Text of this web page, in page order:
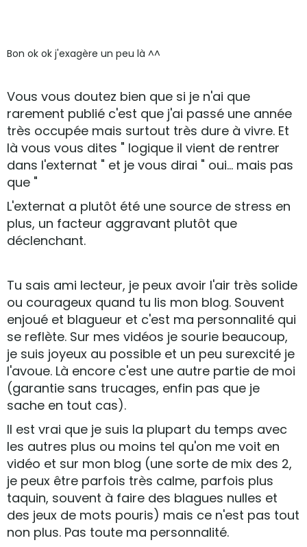
Bon ok ok j'exagère un peu là ^^
Vous vous doutez bien que si je n'ai que
rarement publié c'est que j'ai passé une année
très occupée mais surtout très dure à vivre. Et
là vous vous dites " logique il vient de rentrer
dans l'externat " et je vous dirai " oui... mais pas
que "
L'externat a plutôt été une source de stress en
plus, un facteur aggravant plutôt que
déclenchant.
Tu sais ami lecteur, je peux avoir l'air très solide
ou courageux quand tu lis mon blog. Souvent
enjoué et blagueur et c'est ma personnalité qui
se reflète. Sur mes vidéos je sourie beaucoup,
je suis joyeux au possible et un peu surexcité je
l'avoue. Là encore c'est une autre partie de moi
(garantie sans trucages, enfin pas que je
sache en tout cas).
Il est vrai que je suis la plupart du temps avec
les autres plus ou moins tel qu'on me voit en
vidéo et sur mon blog (une sorte de mix des 2,
je peux être parfois très calme, parfois plus
taquin, souvent à faire des blagues nulles et
des jeux de mots pouris) mais ce n'est pas tout
non plus. Pas toute ma personnalité.